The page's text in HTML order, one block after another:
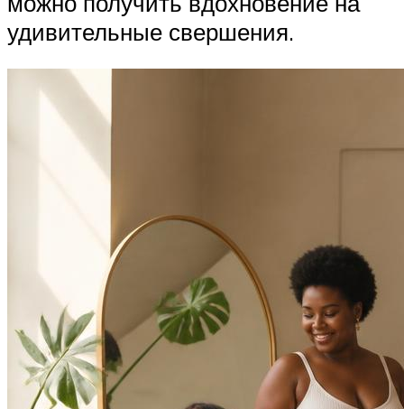
удивительные свершения.